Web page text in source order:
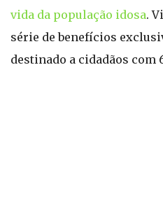
vida da população idosa.
série de benefícios
destinado a cidadãos com